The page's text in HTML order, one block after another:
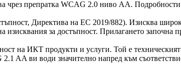
чрез препратка WCAG 2.0 ниво AA.
Директива на ЕС 2019/882). Изисква
за достъпност. Прилагането започна
на ИКТ продукти и услуги. Той е
AA ви води значително напред към